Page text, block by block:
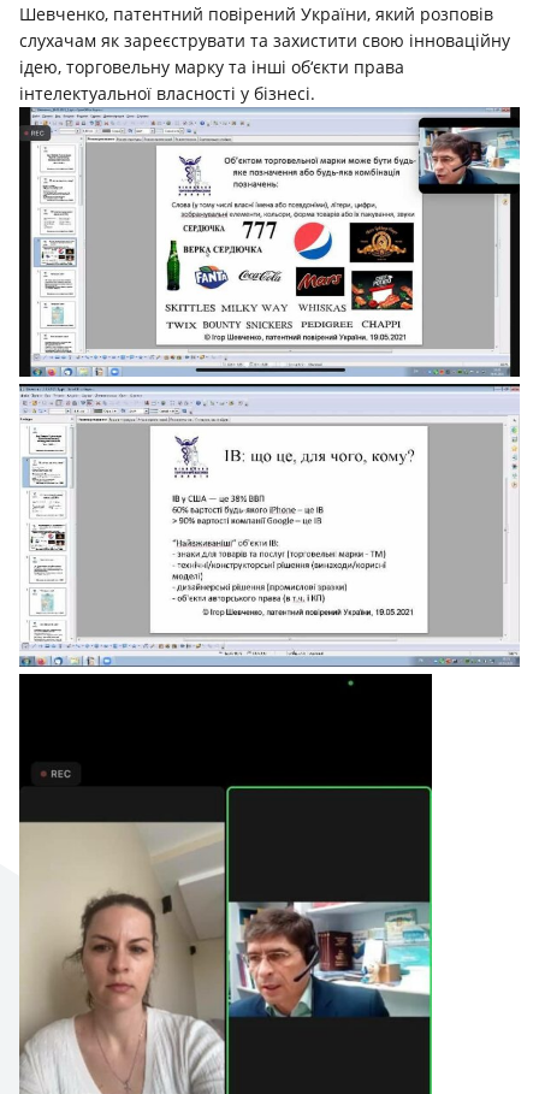
Шевченко, патентний повірений України, який розповiв
слухачам як зареєструвати та захистити свою інноваційну
ідею, торговельну марку та інші об‘єкти права
інтелектуальної власності у бізнесі.